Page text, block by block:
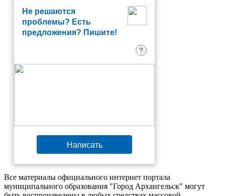
Не решаются
проблемы? Есть
предложения? Пишите!
?
Написать
Все материалы официального интернет портала
муниципального образования "Город Архангельск" могут